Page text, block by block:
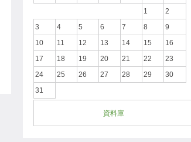
1
2
3
4 5 6 7 8
9
10
11 12 13 14 15
16
17
18 19 20 21 22
23
24
25 26 27 28 29
30
31
資料庫